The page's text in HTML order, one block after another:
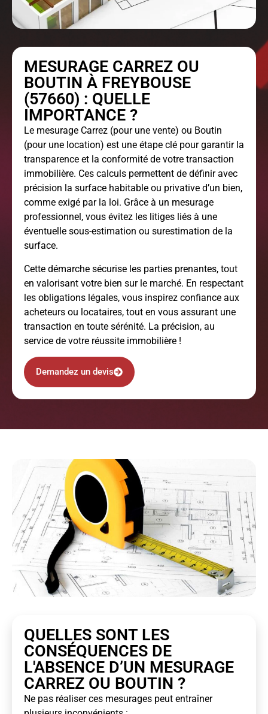
MESURAGE CARREZ OU
BOUTIN À FREYBOUSE
(57660) : QUELLE
IMPORTANCE ?
Le mesurage Carrez (pour une vente) ou Boutin
(pour une location) est une étape clé pour garantir la
transparence et la conformité de votre transaction
immobilière. Ces calculs permettent de définir avec
précision la surface habitable ou privative d’un bien,
comme exigé par la loi. Grâce à un mesurage
professionnel, vous évitez les litiges liés à une
éventuelle sous-estimation ou surestimation de la
surface.
Cette démarche sécurise les parties prenantes, tout
en valorisant votre bien sur le marché. En respectant
les obligations légales, vous inspirez confiance aux
acheteurs ou locataires, tout en vous assurant une
transaction en toute sérénité. La précision, au
service de votre réussite immobilière !
Demandez un devis
QUELLES SONT LES
CONSÉQUENCES DE
L'ABSENCE D’UN MESURAGE
CARREZ OU BOUTIN ?
Ne pas réaliser ces mesurages peut entraîner